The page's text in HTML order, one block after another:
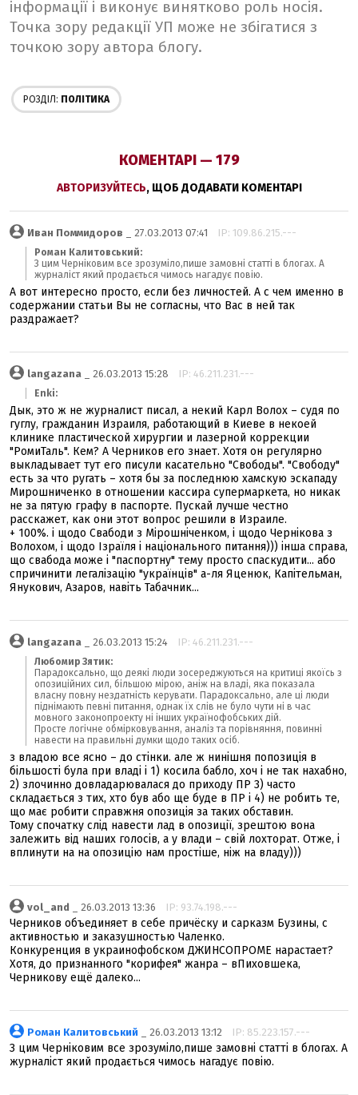
інформації і виконує винятково роль носія.
Точка зору редакції УП може не збігатися з
точкою зору автора блогу.
РОЗДІЛ: ПОЛІТИКА
КОМЕНТАРІ — 179
АВТОРИЗУЙТЕСЬ, ЩОБ ДОДАВАТИ КОМЕНТАРІ
Иван Поммидоров _ 27.03.2013 07:41 IP: 109.86.215.---
Роман Калитовський:
З цим Черніковим все зрозуміло,пише замовні статті в блогах. А
журналіст який продається чимось нагадує повію.
А вот интересно просто, если без личностей. А с чем именно в
содержании статьи Вы не согласны, что Вас в ней так
раздражает?
langazana _ 26.03.2013 15:28 IP: 46.211.231.---
Enki:
Дык, это ж не журналист писал, а некий Карл Волох – судя по
гуглу, гражданин Израиля, работающий в Киеве в некоей
клинике пластической хирургии и лазерной коррекции
"РомиТаль". Кем? А Черников его знает. Хотя он регулярно
выкладывает тут его писули касательно "Свободы". "Свободу"
есть за что ругать – хотя бы за последнюю хамскую эскападу
Мирошниченко в отношении кассира супермаркета, но никак
не за пятую графу в паспорте. Пускай лучше честно
расскажет, как они этот вопрос решили в Израиле.
+ 100%. і щодо Свабоди з Мірошніченком, і щодо Чернікова з
Волохом, і щодо Ізраїля і національного питання))) інша справа,
що свабода може і "паспортну" тему просто спаскудити... або
спричинити легалізацію "українців" а-ля Яценюк, Капітельман,
Янукович, Азаров, навіть Табачник...
langazana _ 26.03.2013 15:24 IP: 46.211.231.---
Любомир Зятик:
Парадоксально, що деякі люди зосереджуються на критиці якоїсь з
опозиційних сил, більшою мірою, аніж на владі, яка показала
власну повну нездатність керувати. Парадоксально, але ці люди
піднімають певні питання, однак їх слів не було чути ні в час
мовного законопроекту ні інших українофобських дій.
Просте логічне обмірковування, аналіз та порівняння, повинні
навести на правильні думки щодо таких осіб.
з владою все ясно – до стінки. але ж нинішня попозиція в
більшості була при владі і 1) косила бабло, хоч і не так нахабно,
2) злочинно довладарювалася до приходу ПР 3) часто
складається з тих, хто був або ще буде в ПР і 4) не робить те,
що має робити справжня опозиція за таких обставин.
Тому спочатку слід навести лад в опозиції, зрештою вона
залежить від наших голосів, а у влади – свій лохторат. Отже, і
вплинути на на опозицію нам простіше, ніж на владу)))
vol_and _ 26.03.2013 13:36 IP: 93.74.198.---
Черников объединяет в себе причёску и сарказм Бузины, с
активностью и заказушностью Чаленко.
Конкуренция в украинофобском ДЖИНСОПРОМЕ нарастает?
Хотя, до признанного "корифея" жанра – вПиховшека,
Черникову ещё далеко...
Роман Калитовський _ 26.03.2013 13:12 IP: 85.223.157.---
З цим Черніковим все зрозуміло,пише замовні статті в блогах. А
журналіст який продається чимось нагадує повію.